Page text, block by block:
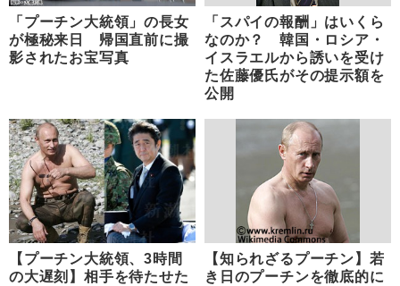
「プーチン大統領」の長女
が極秘来日 帰国直前に撮
影されたお宝写真
「スパイの報酬」はいくら
なのか？ 韓国・ロシア・
イスラエルから誘いを受け
た佐藤優氏がその提示額を
公開
【プーチン大統領、3時間
の大遅刻】相手を待たせた
【知られざるプーチン】若
き日のプーチンを徹底的に